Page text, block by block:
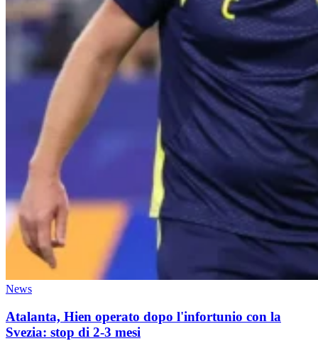
News
Atalanta, Hien operato dopo l'infortunio con la
Svezia: stop di 2-3 mesi